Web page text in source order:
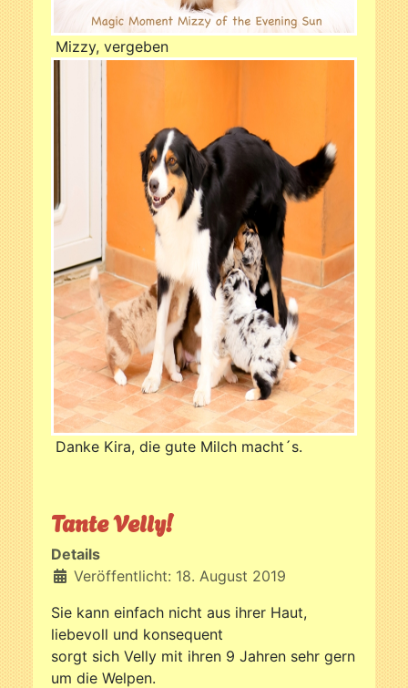
Mizzy, vergeben
Danke Kira, die gute Milch macht´s.
Tante Velly!
Details
Veröffentlicht: 18. August 2019
Sie kann einfach nicht aus ihrer Haut,
liebevoll und konsequent
sorgt sich Velly mit ihren 9 Jahren sehr gern
um die Welpen.